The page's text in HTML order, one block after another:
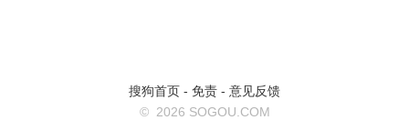
搜狗首页 - 免责 - 意见反馈
© 2026 SOGOU.COM